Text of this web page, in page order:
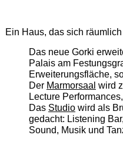
Ein Haus, das sich
Das neue Gorki
Palais am
Erweiterungsfläche,
Der Marmorsaal wird
Lecture
Das Studiowird als
gedacht: Listening
Sound, Musik und